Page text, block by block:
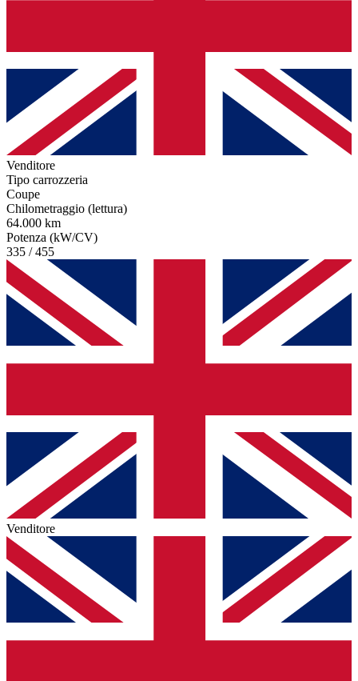
Venditore
Tipo carrozzeria
Coupe
Chilometraggio (lettura)
64.000 km
Potenza (kW/CV)
335 / 455
Venditore